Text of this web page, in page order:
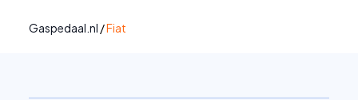
Gaspedaal.nl /Fiat